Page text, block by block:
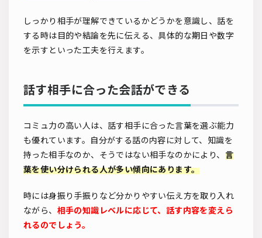
しっかり相手が理解できているかどうかを意識し、話を
する時は目的や結論を先に伝える、具体的な期日や数字
を示すといった工夫を行えます。
話す相手に合った会話ができる
コミュ力の高い人は、話す相手に合った言葉を選ぶ能力
も優れています。自分がする話の内容に対して、知識を
持った相手なのか、そうではない相手なのかにより、 言
葉を使い分けられる人が多い傾向にあります。
時には身振り手振りなど分かりやすい伝え方を取り入れ
ながら、 相手の知識レベルに応じて、話す内容を変えら
れるのでしょう。